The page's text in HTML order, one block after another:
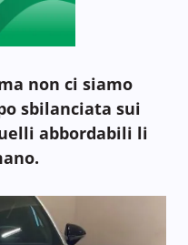
non ci siamo
sbilanciata sui
abbordabili li